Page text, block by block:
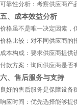
可靠性分析：考察供应商产
五、成本效益分析
价格虽不是唯一决定因素，
价格比较：对不同供应商的
成本构成：要求供应商提供
付款方案：询问供应商是否
六、售后服务与支持
良好的售后服务是保障设备
响应时间：优先选择能够提